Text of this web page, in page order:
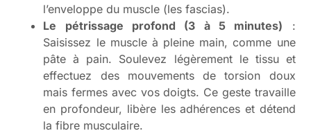
l’enveloppe du muscle (les fascias).
Le pétrissage profond (3 à 5 minutes) :
Saisissez le muscle à pleine main, comme une
pâte à pain. Soulevez légèrement le tissu et
effectuez des mouvements de torsion doux
mais fermes avec vos doigts. Ce geste travaille
en profondeur, libère les adhérences et détend
la fibre musculaire.